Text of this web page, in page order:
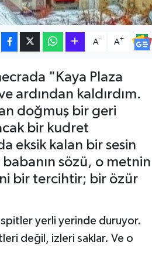
A- A+
"Kaya Plaza
ardından kaldırdım.
doğmuş bir geri
bir kudret
eksik kalan bir sesin
babanın sözü, o metnin
bir tercihtir; bir özür
yerli yerinde duruyor.
değil, izleri saklar. Ve o